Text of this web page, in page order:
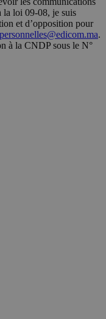
la loi 09-08, je suis
et d’opposition pour
.
à la CNDP sous le N°